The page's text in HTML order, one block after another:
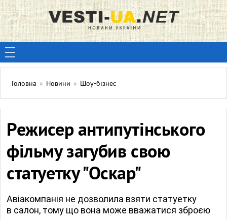
Головна » Новини » Шоу-бізнес
Режисер антипутінського
фільму загубив свою
статуетку "Оскар"
Авіакомпанія не дозволила взяти статуетку
в салон, тому що вона може вважатися зброєю